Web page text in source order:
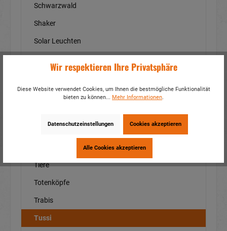
Schwarzwald
Shaker
Solar Leuchten
Spiele - Unterhaltung
Tiere
Totenköpfe
Trabis
Tussi
Wir respektieren Ihre Privatsphäre
Diese Website verwendet Cookies, um Ihnen die bestmögliche Funktionalität
bieten zu können... Mehr Informationen.
Datenschutzeinstellungen Cookies akzeptieren
Alle Cookies akzeptieren